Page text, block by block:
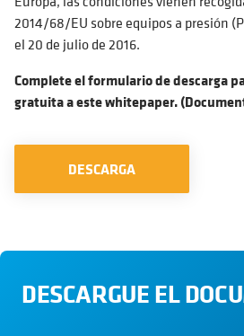
2014/68/EU sobre equipos a presión
el 20 de julio de 2016.
Complete el formulario de descarga
gratuita a este whitepaper.
DESCARGA
DESCARGUE EL